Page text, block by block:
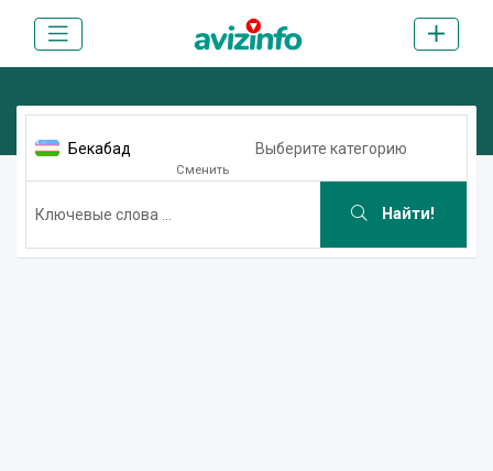
Бекабад
Сменить
Выберите категорию
Найти!